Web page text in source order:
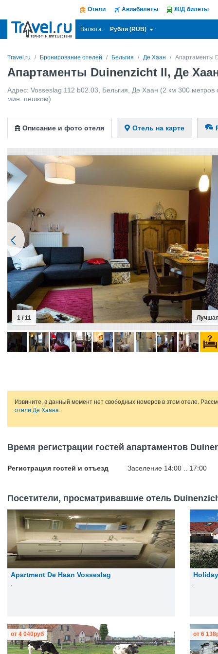
Отели Авиабилеты Ж/Д билеты
Валюта: Рубли (RUB)
Travel.ru Бронирование отелей Бельгия Де Хаан Апартаменты
Апартаменты Duinenzicht II, Де
Адрес: Vosseslag 112 b02.03 Бельгия Де Хаан (2 км 300 метров
мин. пешком)
Описание и фото отеля Отель на карте
1 / 11
Извините, в данный момент нет свободных номеров в этом отеле.
отели Де Хаана.
Время регистрации гостей апартаментов
Регистрация гостей и отъезд Заселение 14:00 .. 17:00
Посетители, просматривавшие отель
Apartment De Haan Vosseslag
от 4 040руб от 6 138